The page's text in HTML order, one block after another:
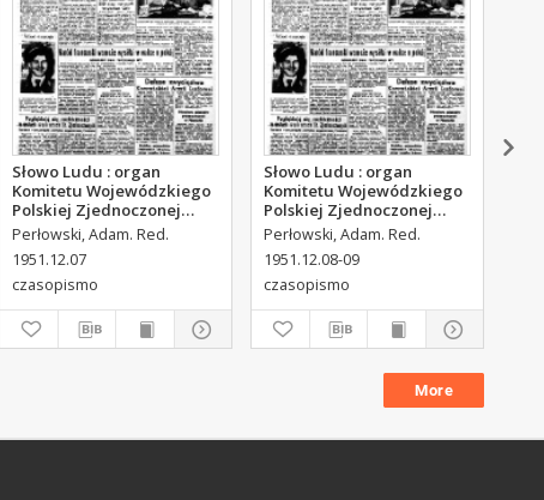
Słowo Ludu : organ
Komitetu Wojewódzkiego
Polskiej Zjednoczonej
Partii Robotniczej, 1951,
R.3, nr 316
Perłowski, Adam. Red.
1951.12.07
czasopismo
Słowo Ludu : organ
Komitetu Wojewódzkiego
Polskiej Zjednoczonej
Partii Robotniczej, 1951,
R.3, nr 317
Perłowski, Adam. Red.
1951.12.08-09
czasopismo
More